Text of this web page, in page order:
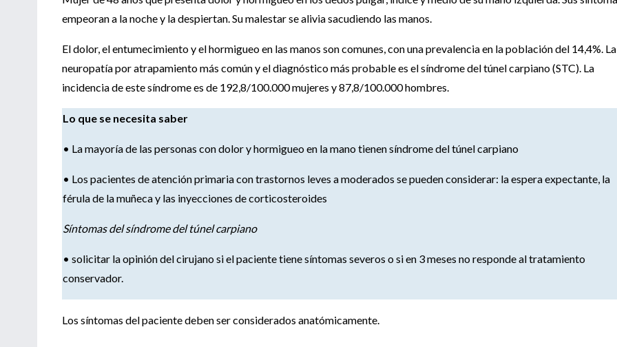
empeoran a la noche y la despiertan. Su malestar se alivia sacudiendo las manos.
El dolor, el entumecimiento y el hormigueo en las manos son comunes, con una prevalencia en la población del 14,4%. La
neuropatía por atrapamiento más común y el diagnóstico más probable es el síndrome del túnel carpiano (STC). La
incidencia de este síndrome es de 192,8/100.000 mujeres y 87,8/100.000 hombres.
Lo que se necesita saber
• La mayoría de las personas con dolor y hormigueo en la mano tienen síndrome del túnel carpiano
• Los pacientes de atención primaria con trastornos leves a moderados se pueden considerar: la espera expectante, la
férula de la muñeca y las inyecciones de corticosteroides
Síntomas del síndrome del túnel carpiano
• solicitar la opinión del cirujano si el paciente tiene síntomas severos o si en 3 meses no responde al tratamiento
conservador.
Los síntomas del paciente deben ser considerados anatómicamente.